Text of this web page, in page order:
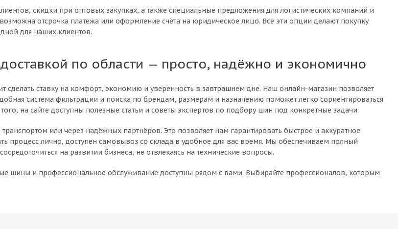
скидки при оптовых закупках, а также специальные предложения для логистических компаний и
отсрочка платежа или оформление счёта на юридическое лицо. Все эти опции делают покупку
для наших клиентов.
по области — просто, надёжно и экономично
ставку на комфорт, экономию и уверенность в завтрашнем дне. Наш онлайн-магазин позволяет
система фильтрации и поиска по брендам, размерам и назначению поможет легко сориентироваться
на сайте доступны полезные статьи и советы экспертов по подбору шин под конкретные задачи.
или через надёжных партнёров. Это позволяет нам гарантировать быстрое и аккуратное
процесс лично, доступен самовывоз со склада в удобное для вас время. Мы обеспечиваем полный
на развитии бизнеса, не отвлекаясь на технические вопросы.
шины и профессиональное обслуживание доступны рядом с вами. Выбирайте профессионалов, которым